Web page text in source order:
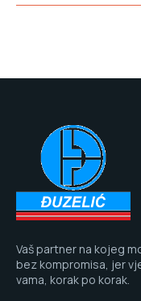
Vaš partner na kojeg
bez kompromisa, jer
vama, korak po korak.